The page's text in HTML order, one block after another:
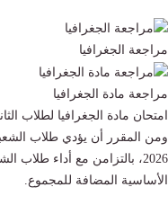
مراجعة الجغرافيا
مراجعة مادة الجغرافيا
امتحان مادة الجغرافيا لطلاب
2026، بالتزامن مع أداء
الأساسية المضافة للمجموع.